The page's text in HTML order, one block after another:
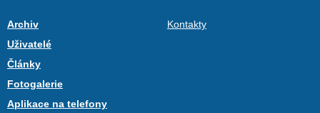
Archiv
Uživatelé
Články
Fotogalerie
Aplikace na telefony
Kontakty